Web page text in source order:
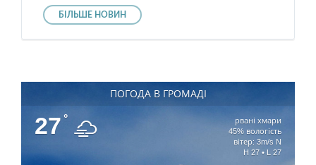
БІЛЬШЕ НОВИН
ПОГОДА В ГРОМАДІ
27 °
рвані хмари
45% вологість
вітер: 3m/s N
H 27 • L 27